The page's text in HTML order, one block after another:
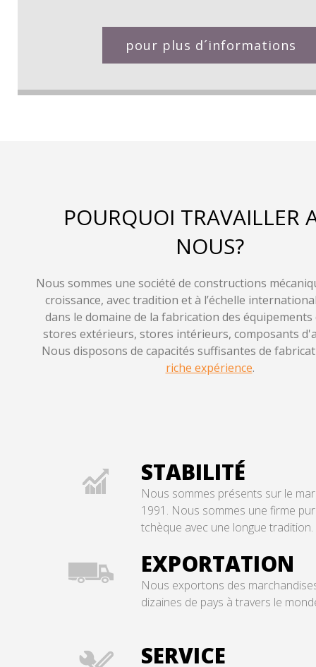
pour plus d´informations
POURQUOI TRAVAILLER
NOUS?
Nous sommes une société de constructions
croissance, avec tradition et à l’échelle
dans le domaine de la fabrication des
stores extérieurs, stores intérieurs, composants
Nous disposons de capacités suffisantes de
riche expérience.
STABILITÉ
Nous sommes présents sur le
1991. Nous sommes une firme
tchèque avec une longue tradition.
EXPORTATION
Nous exportons des
dizaines de pays à travers le
SERVICE